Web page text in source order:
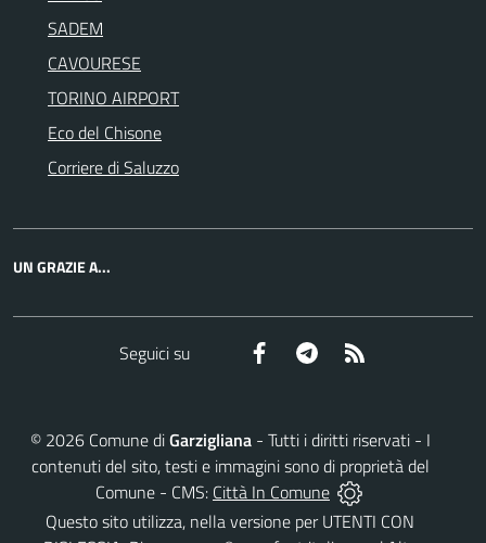
SADEM
CAVOURESE
TORINO AIRPORT
Eco del Chisone
Corriere di Saluzzo
UN GRAZIE A...
Seguici su Facebook Telegram
© 2026Comune diGarzigliana- Tutti i diritti riservati - I
contenuti del sito, testi e immagini sono di proprietà del
Comune - CMS: Città In Comune
Questo sito utilizza, nella versione per UTENTI CON